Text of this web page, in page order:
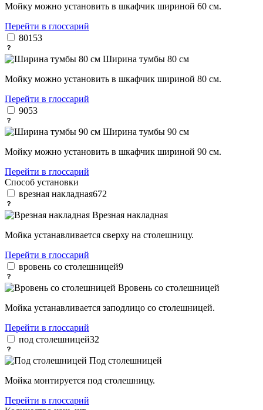
Мойку можно установить в шкафчик шириной 60 см.
Перейти в глоссарий
80153
Ширина тумбы 80 см
Мойку можно установить в шкафчик шириной 80 см.
Перейти в глоссарий
9053
Ширина тумбы 90 см
Мойку можно установить в шкафчик шириной 90 см.
Перейти в глоссарий
Способ установки
врезная накладная672
Врезная накладная
Мойка устанавливается сверху на столешницу.
Перейти в глоссарий
вровень со столешницей9
Вровень со столешницей
Мойка устанавливается заподлицо со столешницей.
Перейти в глоссарий
под столешницей32
Под столешницей
Мойка монтируется под столешницу.
Перейти в глоссарий